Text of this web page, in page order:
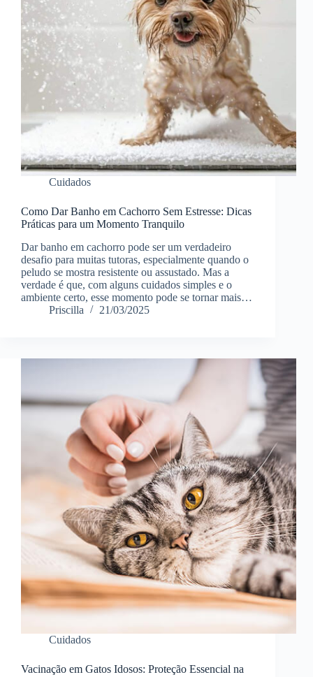
Cuidados
Como Dar Banho em Cachorro Sem Estresse: Dicas
Práticas para um Momento Tranquilo
Dar banho em cachorro pode ser um verdadeiro
desafio para muitas tutoras, especialmente quando o
peludo se mostra resistente ou assustado. Mas a
verdade é que, com alguns cuidados simples e o
ambiente certo, esse momento pode se tornar mais…
Priscilla
21/03/2025
Cuidados
Vacinação em Gatos Idosos: Proteção Essencial na